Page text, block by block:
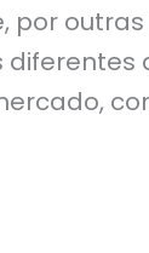
por
diferentes